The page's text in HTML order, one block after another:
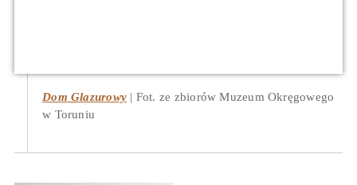
Dom Glazurowy
Fot. ze zbiorów Muzeum Okręgowego
w Toruniu